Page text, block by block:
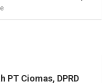
Egi Ajak Generasi
PT Ciomas, DPRD